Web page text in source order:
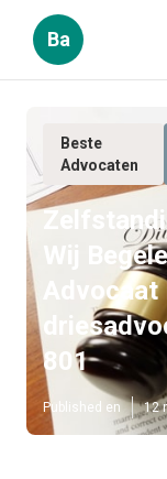
Ba
Beste
Advocaten
Wij
801
Published en 12